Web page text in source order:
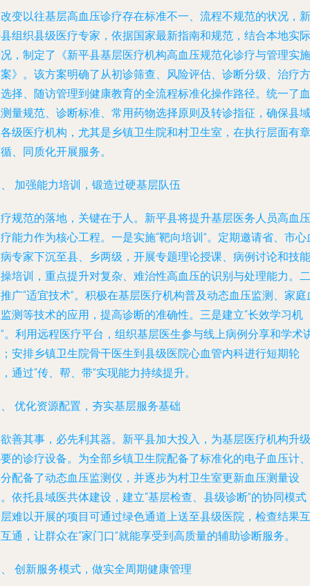
变以往基层高血压诊疗存在标准不一、流程不规范的状况，新
组织县级医疗专家，依据国家最新指南和规范，结合本地实际
，制定了《新平县基层医疗机构高血压规范化诊疗与管理实施
》。该方案明确了从初诊筛查、风险评估、诊断分级、治疗方
择、随访管理到健康教育的全流程标准化操作路径。统一了血
量规范、诊断标准、常用药物选择原则及转诊指征，确保县域
级医疗机构，尤其是乡镇卫生院和村卫生室，在执行层面有章
、同质化开展服务。
加强能力培训，锻造过硬基层队伍
规范的落地，关键在于人。新平县将提升基层医务人员高血压
能力作为核心工程。一是实施“靶向培训”。定期邀请省、市心
专家下沉至县、乡两级，开展专题理论授课、病例讨论和技能
培训，重点提升对复杂、难治性高血压的识别与处理能力。二
广“适宜技术”。积极在基层医疗机构普及动态血压监测、家庭
测等技术的应用，提高诊断的准确性。三是建立“长效学习机
。利用远程医疗平台，组织基层医生参与线上病例分享和学术
安排乡镇卫生院骨干医生到县级医院心血管内科进行短期轮
通过“传、帮、带”实现能力持续提升。
优化资源配置，夯实基层服务基础
善其事，必先利其器。新平县加大投入，为基层医疗机构升级
的诊疗设备。为全部乡镇卫生院配备了标准化的电子血压计、
配备了动态血压监测仪，并逐步为村卫生室更新血压测量设
依托县域医共体建设，建立“基层检查、县级诊断”的协同模式
难以开展的项目可通过绿色通道上送至县级医院，检查结果互
通，让群众在“家门口”就能享受到高质量的辅助诊断服务。
创新服务模式，做实全周期健康管理